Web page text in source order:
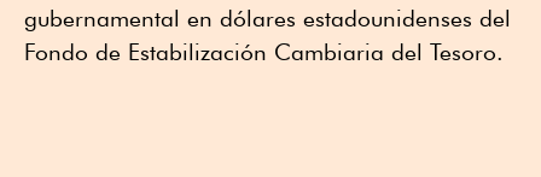
gubernamental en dólares estadounidenses del
Fondo de Estabilización Cambiaria del Tesoro.